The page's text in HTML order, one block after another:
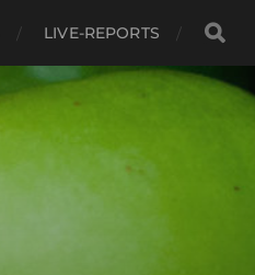
LIVE-REPORTS